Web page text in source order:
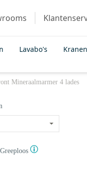
Lavabo's Kranen
Mineraalmarmer 4 lades
Greeploos